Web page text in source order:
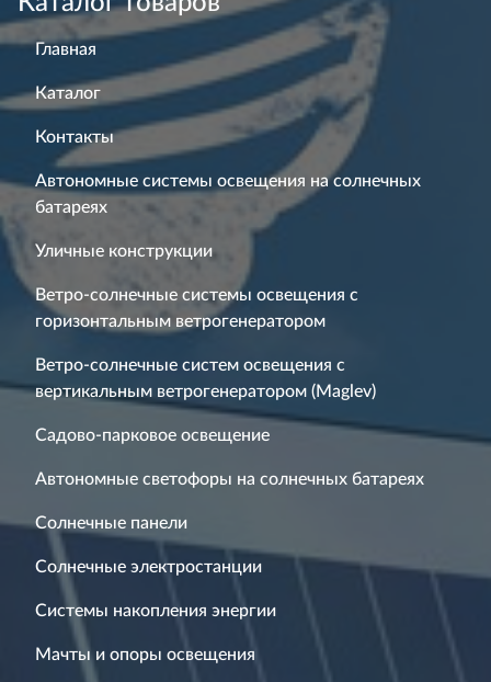
Главная
Каталог
Контакты
Автономные системы освещения на солнечных
батареях
Уличные конструкции
Ветро-солнечные системы освещения с
горизонтальным ветрогенератором
Ветро-солнечные систем освещения с
вертикальным ветрогенератором (Maglev)
Садово-парковое освещение
Автономные светофоры на солнечных батареях
Солнечные панели
Солнечные электростанции
Системы накопления энергии
Мачты и опоры освещения